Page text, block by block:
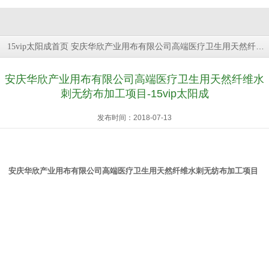
15vip太阳成首页 安庆华欣产业用布有限公司高端医疗卫生用天然纤维水刺无纺布加工项目
安庆华欣产业用布有限公司高端医疗卫生用天然纤维水
刺无纺布加工项目-15vip太阳成
发布时间：2018-07-13
安庆华欣产业用布有限公司高端医疗卫生用天然纤维水刺无纺布加工项目